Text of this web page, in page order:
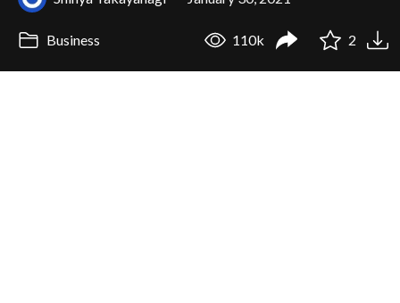
Business 110k 2